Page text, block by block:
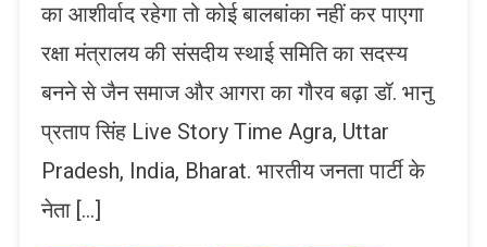
का आशीर्वाद रहेगा तो कोई बालबांका नहीं कर पाएगा
रक्षा मंत्रालय की संसदीय स्थाई समिति का सदस्य
बनने से जैन समाज और आगरा का गौरव बढ़ा डॉ. भानु
प्रताप सिंह Live Story Time Agra, Uttar
Pradesh, India, Bharat. भारतीय जनता पार्टी के
नेता […]